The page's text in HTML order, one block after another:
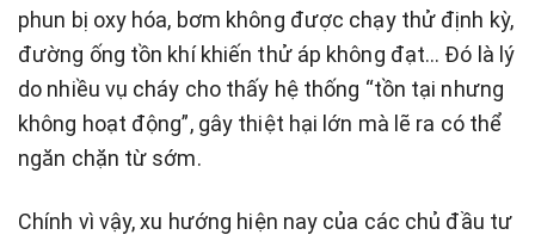
phun bị oxy hóa, bơm không được chạy thử định kỳ,
đường ống tồn khí khiến thử áp không đạt… Đó là lý
do nhiều vụ cháy cho thấy hệ thống “tồn tại nhưng
không hoạt động”, gây thiệt hại lớn mà lẽ ra có thể
ngăn chặn từ sớm.
Chính vì vậy, xu hướng hiện nay của các chủ đầu tư